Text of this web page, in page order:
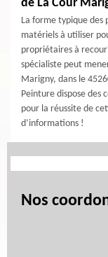
de La Cour
La forme typique des
matériels à utiliser
propriétaires à
spécialiste peut
Marigny, dans le
Peinture dispose des
pour la réussite de
d’informations !
Nos